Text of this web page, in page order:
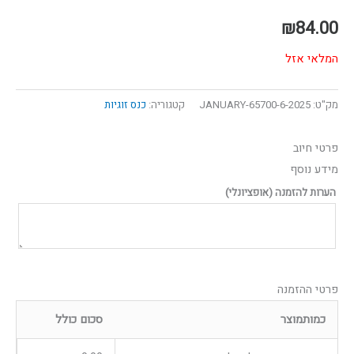
₪84.00
המלאי אזל
מק"ט: 65700-6-2025-JANUARY קטגוריה: כנס זוגיות
פרטי חיוב‫
מידע נוסף
הערות להזמנה(אופציונלי)
פרטי ההזמנה
מוצרכמות סכום כולל